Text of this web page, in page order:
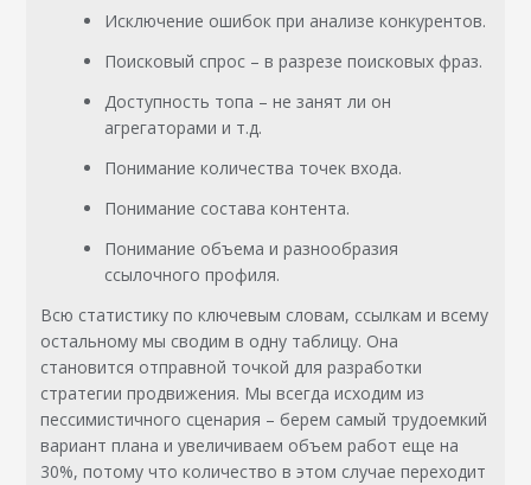
Исключение ошибок при анализе конкурентов.
Поисковый спрос – в разрезе поисковых фраз.
Доступность топа – не занят ли он
агрегаторами и т.д.
Понимание количества точек входа.
Понимание состава контента.
Понимание объема и разнообразия
ссылочного профиля.
Всю статистику по ключевым словам, ссылкам и всему
остальному мы сводим в одну таблицу. Она
становится отправной точкой для разработки
стратегии продвижения. Мы всегда исходим из
пессимистичного сценария – берем самый трудоемкий
вариант плана и увеличиваем объем работ еще на
30%, потому что количество в этом случае переходит